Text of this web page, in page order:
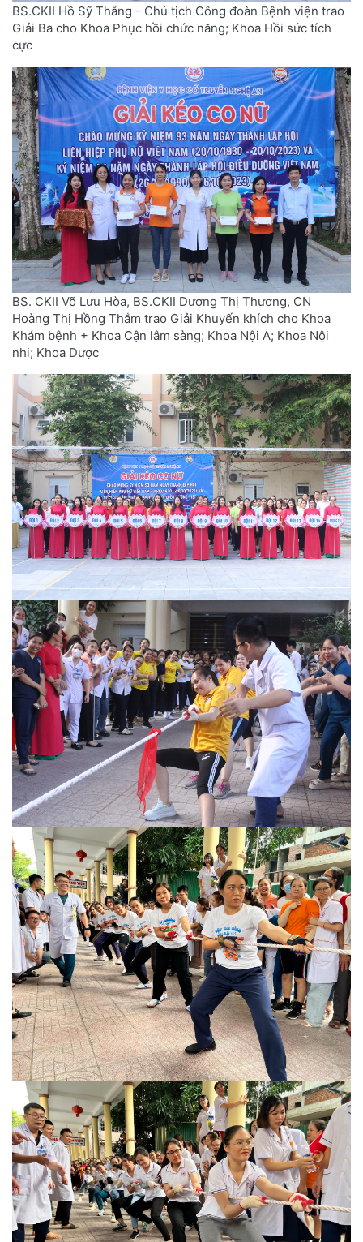
BS.CKII Hồ Sỹ Thắng - Chủ tịch Công đoàn Bệnh viện trao
Giải Ba cho Khoa Phục hồi chức năng; Khoa Hồi sức tích
cực
BS. CKII Võ Lưu Hòa, BS.CKII Dương Thị Thương, CN
Hoàng Thị Hồng Thắm trao Giải Khuyến khích cho Khoa
Khám bệnh + Khoa Cận lâm sàng; Khoa Nội A; Khoa Nội
nhi; Khoa Dược